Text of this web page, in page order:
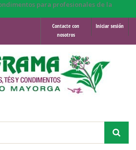
Iniciar sesión
Contacte con
nosotros